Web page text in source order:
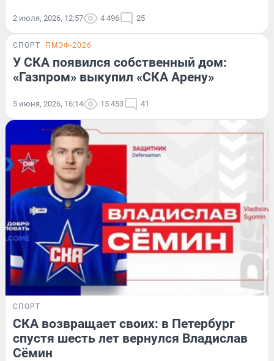
2 июля, 2026, 12:57 4 496 25
СПОРТ ПМЭФ-2026
У СКА появился собственный дом:
«Газпром» выкупил «СКА Арену»
5 июня, 2026, 16:14 15 453 41
СПОРТ
СКА возвращает своих: в Петербург
спустя шесть лет вернулся Владислав
Сёмин